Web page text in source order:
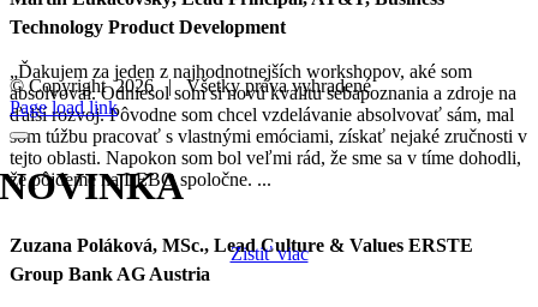
Technology Product Development
„Ďakujem za jeden z najhodnotnejších workshopov, aké som
absolvoval. Odniesol som si novú kvalitu sebapoznania a zdroje na
ďalší rozvoj. Pôvodne som chcel vzdelávanie absolvovať sám, mal
som túžbu pracovať s vlastnými emóciami, získať nejaké zručnosti v
tejto oblasti. Napokon som bol veľmi rád, že sme sa v tíme dohodli,
že pôjdeme na LEBO spoločne. ...
Zuzana Poláková, MSc., Lead Culture & Values ERSTE
Group Bank AG Austria
© Copyright2026 | Všetky práva vyhradené
Facebook
Instagram
LinkedIn
Page load link
NOVINKA
Zistiť viac